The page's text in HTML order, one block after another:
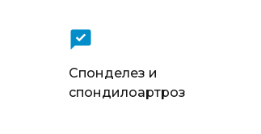
Спонделез и
спондилоартроз